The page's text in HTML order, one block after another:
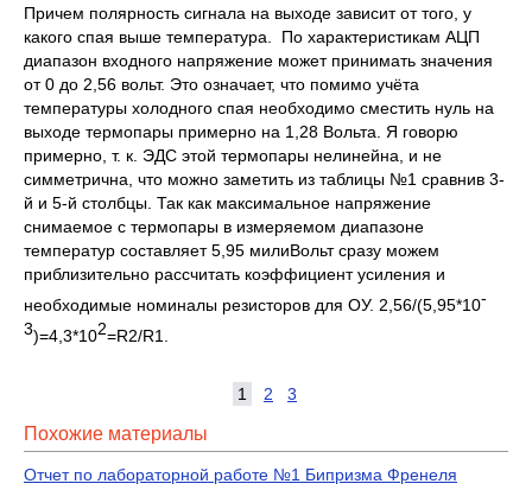
Причем полярность сигнала на выходе зависит от того, у
какого спая выше температура. По характеристикам АЦП
диапазон входного напряжение может принимать значения
от 0 до 2,56 вольт. Это означает, что помимо учёта
температуры холодного спая необходимо сместить нуль на
выходе термопары примерно на 1,28 Вольта. Я говорю
примерно, т. к. ЭДС этой термопары нелинейна, и не
симметрична, что можно заметить из таблицы №1 сравнив 3-
й и 5-й столбцы. Так как максимальное напряжение
снимаемое с термопары в измеряемом диапазоне
температур составляет 5,95 милиВольт сразу можем
приблизительно рассчитать коэффициент усиления и
необходимые номиналы резисторов для ОУ. 2,56/(5,95*10-
3)=4,3*102=R2/R1.
1 2 3
Похожие материалы
Отчет по лабораторной работе №1 Бипризма Френеля